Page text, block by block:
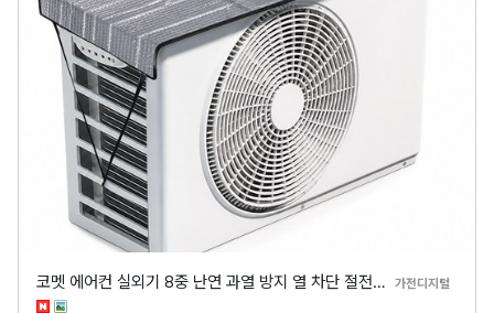
코멧 에어컨 실외기 8중 난연 과열 방지 열 차단 절전… 가전디지털